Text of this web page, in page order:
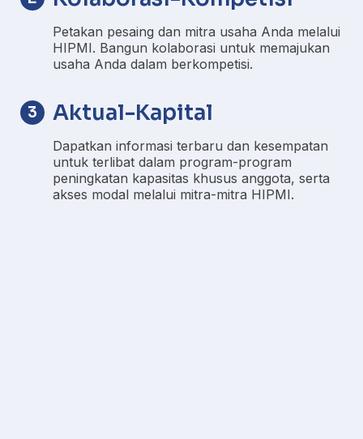
Petakan pesaing dan mitra usaha Anda melalui
HIPMI. Bangun kolaborasi untuk memajukan
usaha Anda dalam berkompetisi.
3 Aktual-Kapital
Dapatkan informasi terbaru dan kesempatan
untuk terlibat dalam program-program
peningkatan kapasitas khusus anggota, serta
akses modal melalui mitra-mitra HIPMI.